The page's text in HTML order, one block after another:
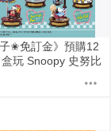
子✬免訂金》預購12
玩 Snoopy 史努比
中盒6入 0816